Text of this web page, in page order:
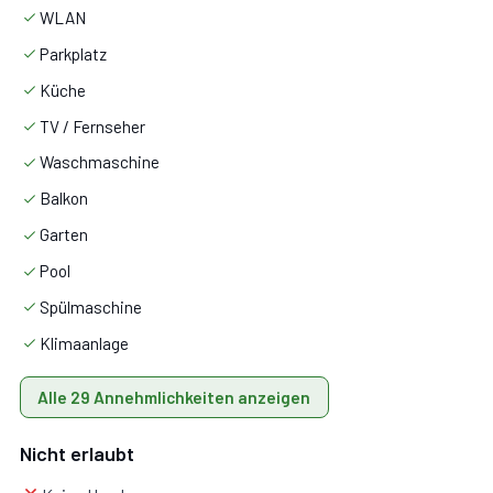
Kamin, Ausgang auf den Garten.
Badezimmer:
Bügeleisen, Fön, Waschmaschine.
Stock 1
Schlafzimmer 1:Doppelbett, WiFi Internet,
Klimaanlage, Fliegengitter, tragbarer Ventilator.
WLAN
Parkplatz
Küche
TV / Fernseher
Waschmaschine
Balkon
Garten
Pool
Spülmaschine
Klimaanlage
Alle 29 Annehmlichkeiten anzeigen
Nicht erlaubt